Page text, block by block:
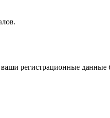
регистрационные